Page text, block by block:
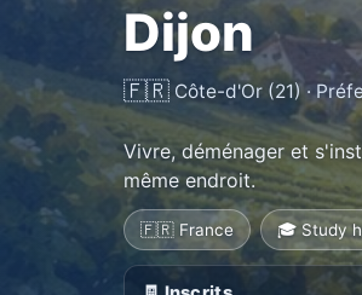
Dijon
🇫🇷 Côte-d'Or (21) ·
Vivre, déménager et
même endroit.
🇫🇷 France 🎓 Study